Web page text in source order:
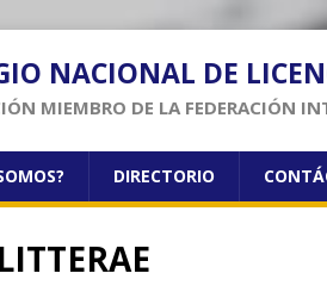
NACIONAL DE
MIEMBRO DE LA FEDERACIÓN
DIRECTORIO